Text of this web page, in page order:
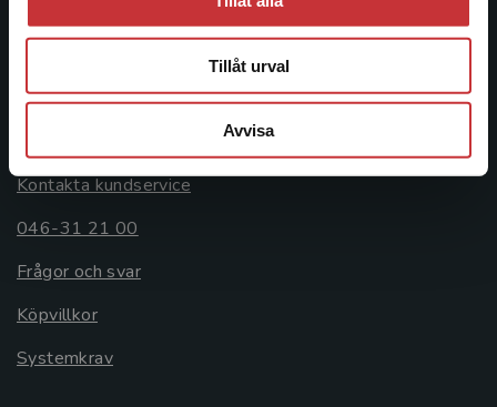
Tillåt urval
Avvisa
Besöksadress:
Kontakta kundservice
046-31 21 00
Frågor och svar
Köpvillkor
Systemkrav